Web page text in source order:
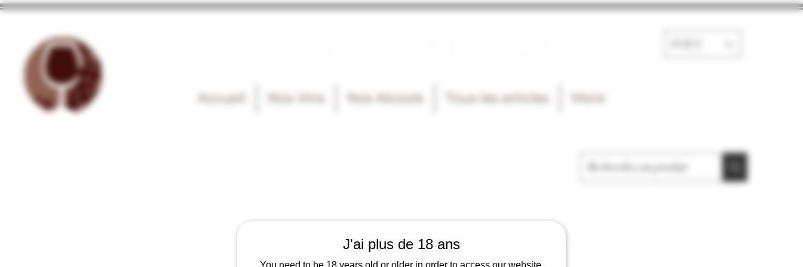
J'ai plus de 18 ans
Accueil Nos Vins Nos Alcools Tous les articles More